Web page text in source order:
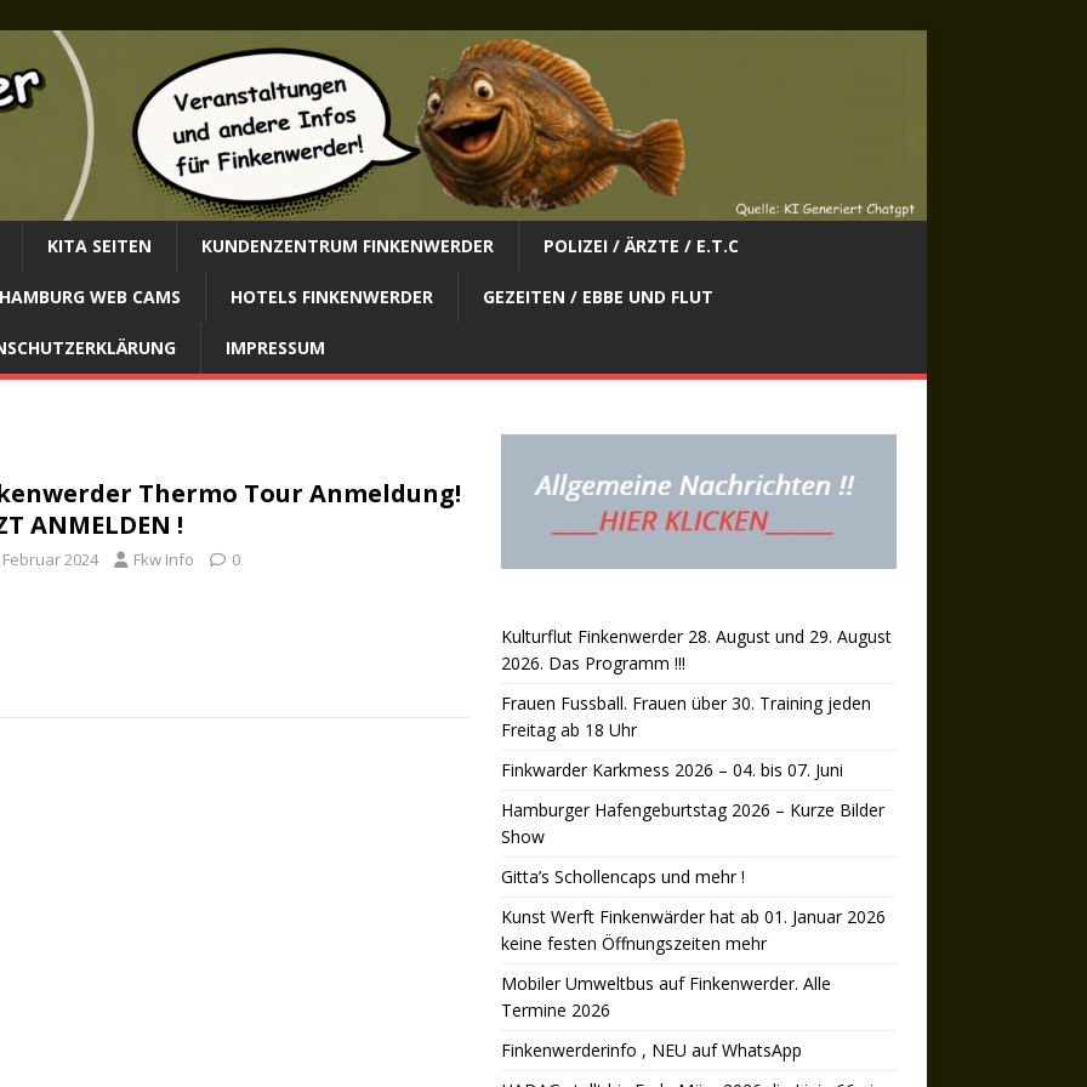
KITA SEITEN KUNDENZENTRUM FINKENWERDER POLIZEI / ÄRZTE / E.T.C
HAMBURG WEB CAMS HOTELS FINKENWERDER GEZEITEN / EBBE UND FLUT
IMPRESSUM
Thermo Tour Anmeldung!
ANMELDEN !
Februar 2024 Fkw Info 0
Kulturflut Finkenwerder 28. August und 29. August
2026. Das Programm !!!
Frauen Fussball. Frauen über 30. Training jeden
Freitag ab 18 Uhr
Finkwarder Karkmess 2026 – 04. bis 07. Juni
Hamburger Hafengeburtstag 2026 – Kurze Bilder
Show
Gitta’s Schollencaps und mehr !
Kunst Werft Finkenwärder hat ab 01. Januar 2026
keine festen Öffnungszeiten mehr
Mobiler Umweltbus auf Finkenwerder. Alle
Termine 2026
Finkenwerderinfo , NEU auf WhatsApp